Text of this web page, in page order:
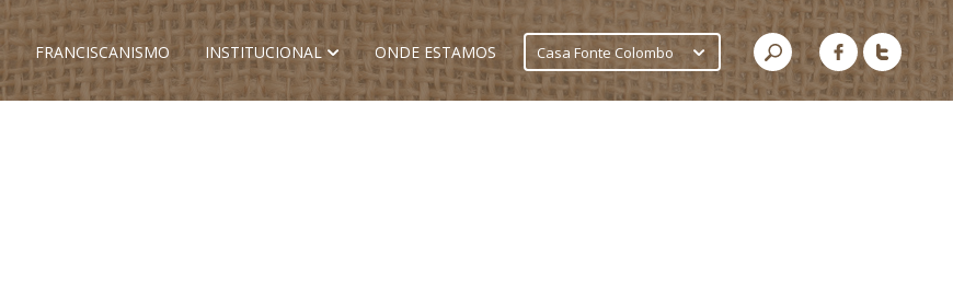
FRANCISCANISMO INSTITUCIONAL ONDE ESTAMOS Casa Fonte Colombo